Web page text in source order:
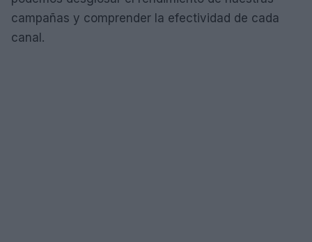
campañas y comprender la efectividad de cada
canal.